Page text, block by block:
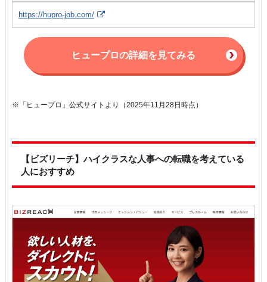
https://hupro-job.com/
ヒュープロの詳細を見てみる
※「ヒュープロ」公式サイトより（2025年11月28日時点）
【ビズリーチ】ハイクラスな人事への転職を考えている
人におすすめ